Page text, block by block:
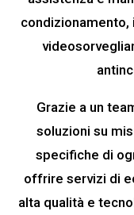
condizionamento,
Grazie a un
soluzioni su
specifiche di
offrire servizi di
alta qualità e